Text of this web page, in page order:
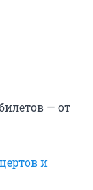
— от
и